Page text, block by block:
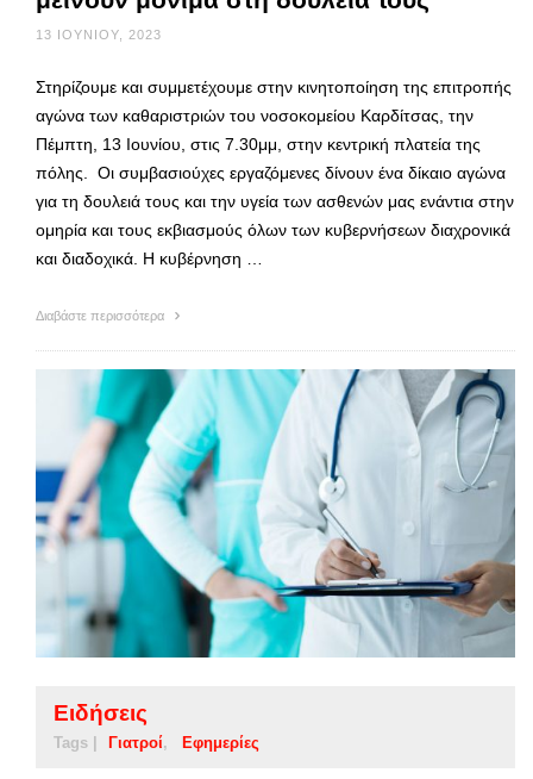
13 ΙΟΥΝΊΟΥ, 2023
Στηρίζουμε και συμμετέχουμε στην κινητοποίηση της επιτροπής
αγώνα των καθαριστριών του νοσοκομείου Καρδίτσας, την
Πέμπτη, 13 Ιουνίου, στις 7.30μμ, στην κεντρική πλατεία της
πόλης. Οι συμβασιούχες εργαζόμενες δίνουν ένα δίκαιο αγώνα
για τη δουλειά τους και την υγεία των ασθενών μας ενάντια στην
ομηρία και τους εκβιασμούς όλων των κυβερνήσεων διαχρονικά
και διαδοχικά. Η κυβέρνηση …
Διαβάστε περισσότερα
Ειδήσεις
Tags | Γιατροί Εφημερίες